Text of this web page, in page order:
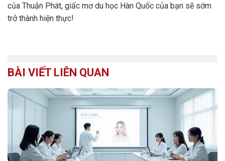
của Thuận Phát, giấc mơ du học Hàn Quốc của bạn sẽ sớm
trở thành hiện thực!
BÀI VIẾT LIÊN QUAN